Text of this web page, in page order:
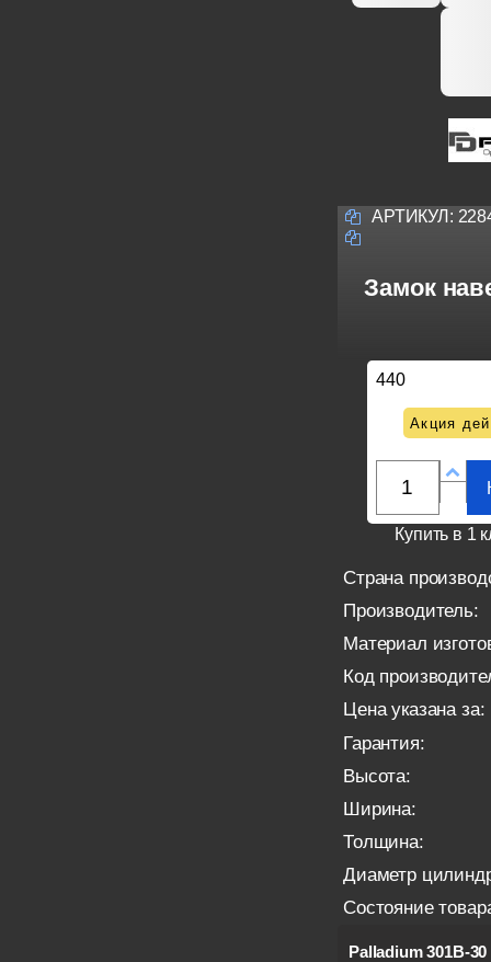
АРТИКУЛ:
Замок
440
Акция
Купить в 1
Страна
Производитель:
Материал
Код
Цена указана за:
Гарантия:
Высота:
Ширина:
Толщина:
Диаметр
Состояние
Palladium 301B-30